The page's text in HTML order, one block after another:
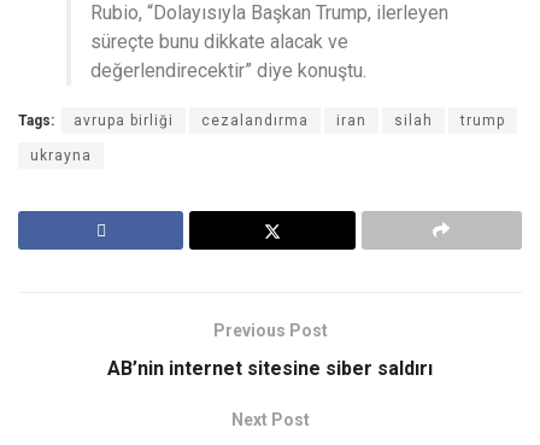
Rubio, “Dolayısıyla Başkan Trump, ilerleyen
süreçte bunu dikkate alacak ve
değerlendirecektir” diye konuştu.
Tags: avrupa birliği cezalandırma iran silah trump
ukrayna
Previous Post
AB’nin internet sitesine siber saldırı
Next Post